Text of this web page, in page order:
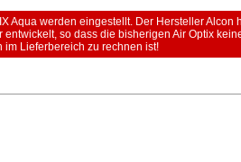
Aqua werden eingestellt. Der Hersteller Alcon
so dass die bisherigen Air Optix
Lieferbereich zu rechnen ist!